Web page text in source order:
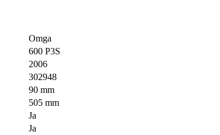
Omga
600 P3S
2006
302948
90 mm
505 mm
Ja
Ja